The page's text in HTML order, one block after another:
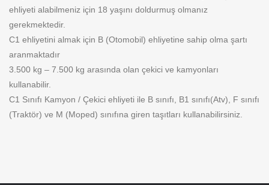
ehliyeti alabilmeniz için 18 yaşını doldurmuş olmanız
gerekmektedir.
C1 ehliyetini almak için B (Otomobil) ehliyetine sahip olma şartı
aranmaktadır
3.500 kg – 7.500 kg arasında olan çekici ve kamyonları
kullanabilir.
C1 Sınıfı Kamyon / Çekici ehliyeti ile B sınıfı, B1 sınıfı(Atv), F sınıfı
(Traktör) ve M (Moped) sınıfına giren taşıtları kullanabilirsiniz.